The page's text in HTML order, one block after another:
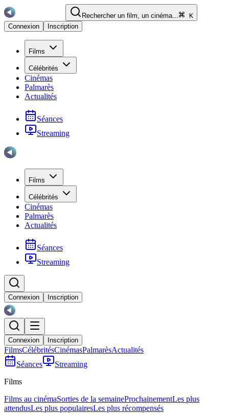
Rechercher un film, un cinéma...
K
Connexion
Inscription
Films
Célébrités
Cinémas
Palmarès
Actualités
Séances
Streaming
Films
Célébrités
Cinémas
Palmarès
Actualités
Séances
Streaming
Connexion Inscription
Connexion Inscription
FilmsCélébritésCinémasPalmarèsActualités
Séances
Streaming
Films
Films au cinémaSorties de la semaineProchainementLes plus
attendusLes plus populairesLes plus récompensés